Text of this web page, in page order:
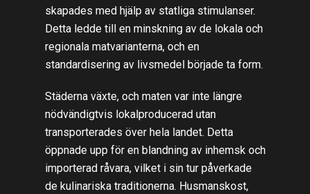
skapades med hjälp av statliga stimulanser.
Detta ledde till en minskning av de lokala och
regionala matvarianterna, och en
standardisering av livsmedel började ta form.
Städerna växte, och maten var inte längre
nödvändigtvis lokalproducerad utan
transporterades över hela landet. Detta
öppnade upp för en blandning av inhemsk och
importerad råvara, vilket i sin tur påverkade
de kulinariska traditionerna. Husmanskost,